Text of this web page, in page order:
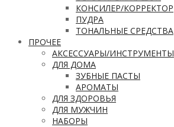
КОНСИЛЕР/КОРРЕКТОР
ПУДРА
ТОНАЛЬНЫЕ СРЕДСТВА
ПРОЧЕЕ
АКСЕССУАРЫ/ИНСТРУМЕНТЫ
ДЛЯ ДОМА
ЗУБНЫЕ ПАСТЫ
АРОМАТЫ
ДЛЯ ЗДОРОВЬЯ
ДЛЯ МУЖЧИН
НАБОРЫ